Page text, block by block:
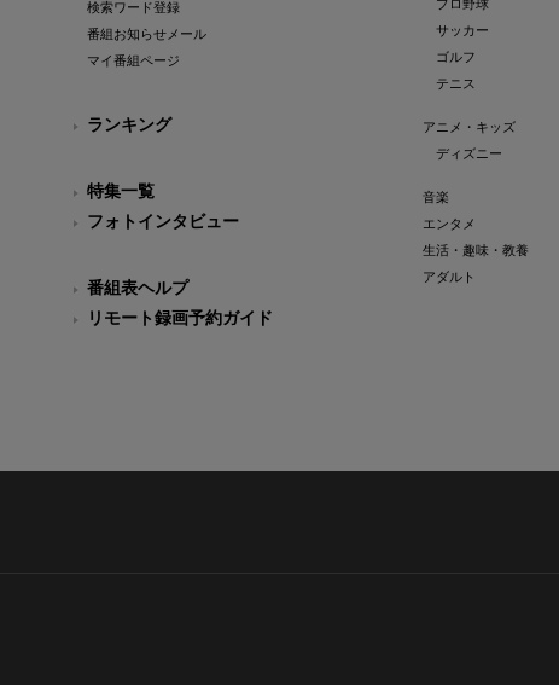
検索ワード登録
番組お知らせメール
マイ番組ページ
ランキング
特集一覧
フォトインタビュー
番組表ヘルプ
リモート録画予約ガイド
プロ野球
サッカー
ゴルフ
テニス
アニメ・キッズ
ディズニー
音楽
エンタメ
生活・趣味・教養
アダルト